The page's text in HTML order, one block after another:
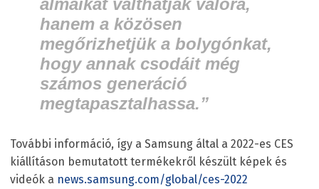
hanem a közösen
megőrizhetjük a bolygónkat,
hogy annak csodáit még
számos generáció
megtapasztalhassa.”
További információ, így a Samsung által a 2022-es CES
kiállításon bemutatott termékekről készült képek és
videók a news.samsung.com/global/ces-2022